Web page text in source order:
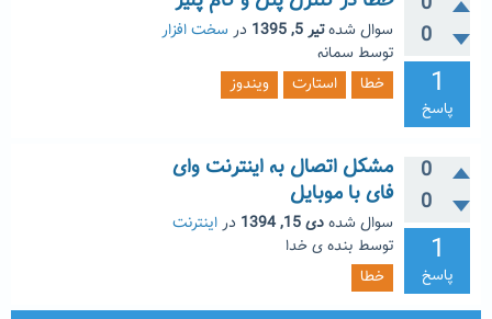
0
1
پاسخ
سوال شدهتیر 5, 1395 در سخت افزار
توسط سمانه
خطا
استارت ویندوز
0
0
1
پاسخ
مشکل اتصال به اینترنت وای
فای با موبایل
سوال شدهدی 15, 1394 دراینترنت
توسط بنده ی خدا
خطا